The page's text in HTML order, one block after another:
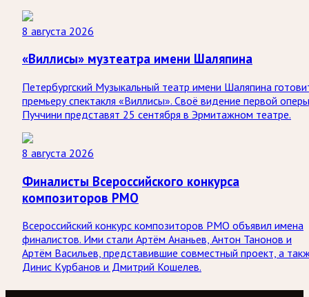
8 августа 2026
«Виллисы» музтеатра имени Шаляпина
Петербургский Музыкальный театр имени Шаляпина
премьеру спектакля «Виллисы». Своё видение первой оперы
Пуччини представят 25 сентября в Эрмитажном театре.
8 августа 2026
Финалисты Всероссийского конкурса
композиторов РМО
Всероссийский конкурс композиторов РМО объявил имена
финалистов. Ими стали Артём Ананьев, Антон Танонов и
Артём Васильев, представившие совместный проект, а
Динис Курбанов и Дмитрий Кошелев.